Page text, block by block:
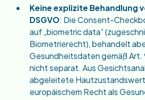
Keine explizite Behandlung
DSGVO: Die Consent-
auf „biometric data”
Biometrierecht), behandelt
Gesundheitsdaten gemäß Art.
nicht separat. Aus
abgeleitete
europäischem Recht als